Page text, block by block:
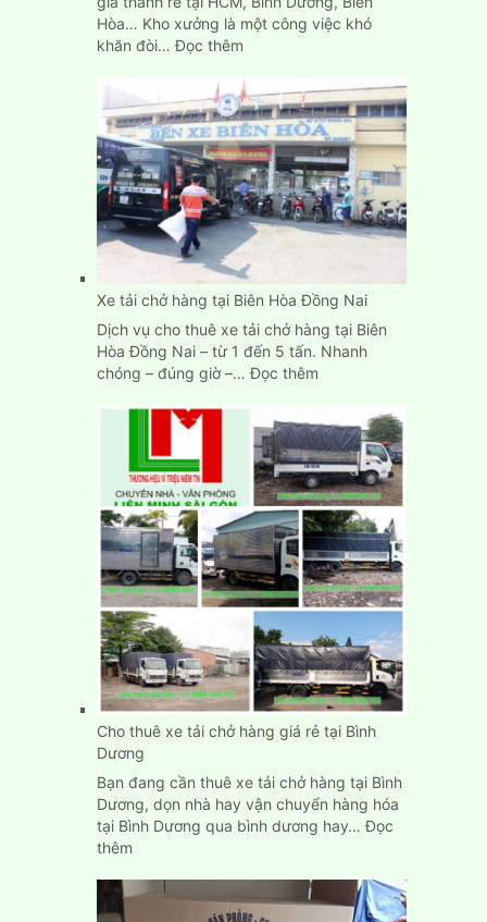
Hòa… Kho xưởng là một công việc khó
khăn đòi…Đọc thêm:
Vụ
Chuyển
Kho
Xưởng
Trọn
Gói
Giá
Rẻ
TpHCM
Xe tải chở hàng tại Biên Hòa Đồng Nai
Dịch vụ cho thuê xe tải chở hàng tại Biên
Hòa Đồng Nai – từ 1 đến 5 tấn. Nhanh
chóng – đúng giờ –…Đọc thêm:
chở
hàng
tại
Biên
Hòa
Đồng
Nai
Cho thuê xe tải chở hàng giá rẻ tại Bình
Dương
Bạn đang cần thuê xe tải chở hàng tại Bình
Dương, dọn nhà hay vận chuyển hàng hóa
tại Bình Dương qua bình dương hay…Đọc
thêm:
thuê